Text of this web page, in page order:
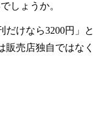
しょうか。
けなら3200円」と
販売店独自ではなく